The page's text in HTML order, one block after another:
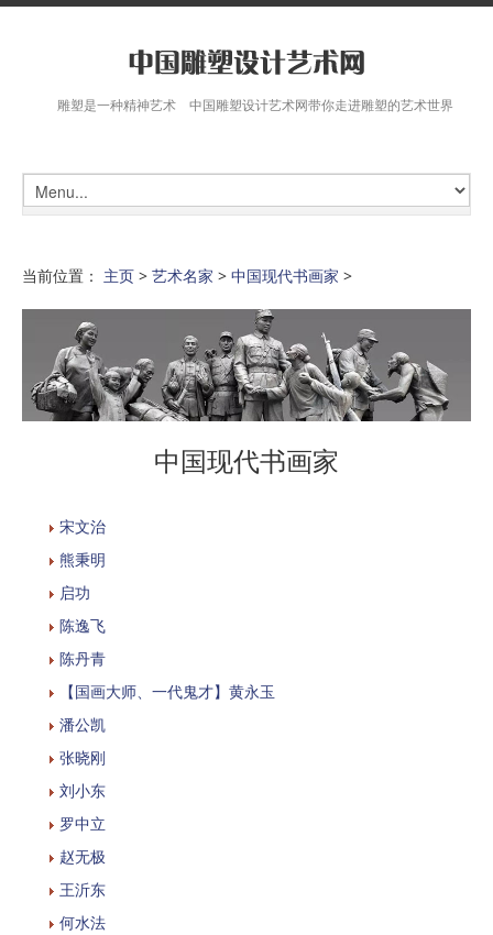
雕塑是一种精神艺术 中国雕塑设计艺术网带你走进雕塑的艺术世界
当前位置： 主页 > 艺术名家 > 中国现代书画家 >
中国现代书画家
宋文治
熊秉明
启功
陈逸飞
陈丹青
【国画大师、一代鬼才】黄永玉
潘公凯
张晓刚
刘小东
罗中立
赵无极
王沂东
何水法